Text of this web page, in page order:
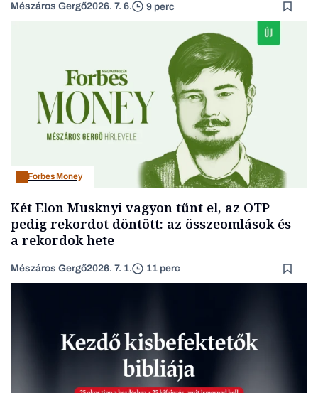
Mészáros Gergő2026. 7. 6. 9 perc
Forbes Money
Két Elon Musknyi vagyon tűnt el, az OTP
pedig rekordot döntött: az összeomlások és
a rekordok hete
Mészáros Gergő2026. 7. 1. 11 perc